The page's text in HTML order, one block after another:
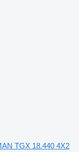
TGX 18.440 4X2